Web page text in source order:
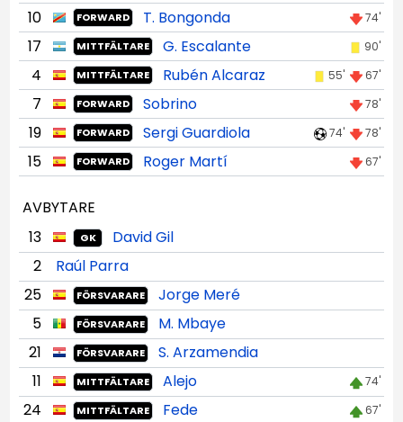
10 FORWARD T. Bongonda 74'
17 MITTFÄLTARE G. Escalante 90'
4 MITTFÄLTARE Rubén Alcaraz 55' 67'
7 FORWARD Sobrino 78'
19 FORWARD Sergi Guardiola 74' 78'
15 FORWARD Roger Martí 67'
AVBYTARE
13
GK
David Gil
2
Raúl Parra
25
FÖRSVARARE
Jorge Meré
5
FÖRSVARARE
M. Mbaye
21
FÖRSVARARE
S. Arzamendia
11
MITTFÄLTARE Alejo 74'
24 MITTFÄLTARE Fede 67'